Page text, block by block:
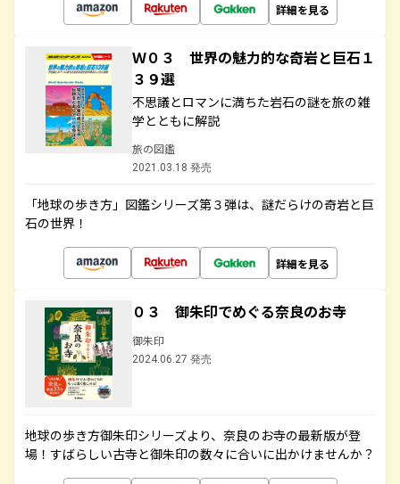
詳細を見る
Ｗ０３ 世界の魅力的な奇岩と巨石１
３９選
不思議とロマンに満ちた岩石の謎を旅の雑
学とともに解説
旅の図鑑
2021.03.18 発売
「地球の歩き方」図鑑シリーズ第３弾は、謎だらけの奇岩と巨
石の世界！
詳細を見る
０３ 御朱印でめぐる奈良のお寺
御朱印
2024.06.27 発売
地球の歩き方御朱印シリーズより、奈良のお寺の最新版が登
場！すばらしい古寺と御朱印の数々に合いに出かけませんか？